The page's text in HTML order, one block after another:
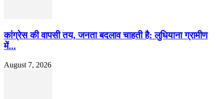
कांग्रेस की वापसी तय, जनता बदलाव चाहती है: लुधियाना ग्रामीण
में...
August 7, 2026